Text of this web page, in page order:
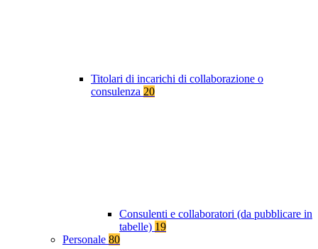
Titolari di incarichi di collaborazione o
consulenza 20
Consulenti e collaboratori (da pubblicare in
tabelle) 19
Personale 80